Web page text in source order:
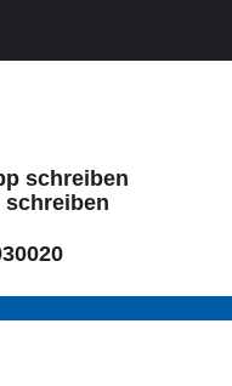
schreiben